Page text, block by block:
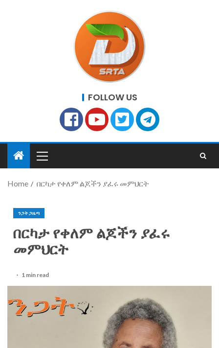
FOLLOW US
Home በርካታ የቀለም ልጆችን ያፈሩ መምህርት
ንጋት ጋዜጣ
በርካታ የቀለም ልጆችን ያፈሩ
መምህርት
1 min read